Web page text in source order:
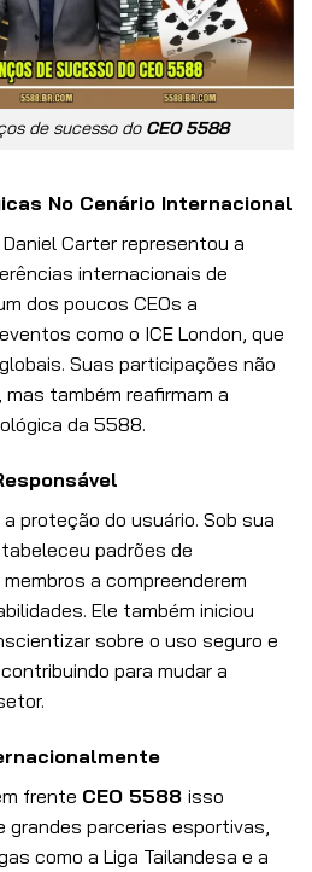
de sucesso do CEO 5588
No Cenário Internacional
Carter representou a
internacionais de
dos poucos CEOs a
como o ICE London, que
Suas participações não
também reafirmam a
da 5588.
a proteção do usuário. Sob sua
padrões de
a compreenderem
Ele também iniciou
sobre o uso seguro e
para mudar a
frente CEO 5588 isso
parcerias esportivas,
como a Liga Tailandesa e a